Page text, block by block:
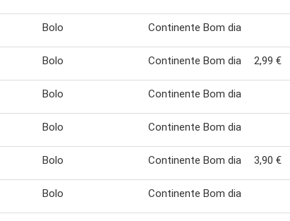
Bolo Continente Bom dia
Bolo Continente Bom dia 2,99 €
Bolo Continente Bom dia
Bolo Continente Bom dia
Bolo Continente Bom dia 3,90 €
Bolo Continente Bom dia